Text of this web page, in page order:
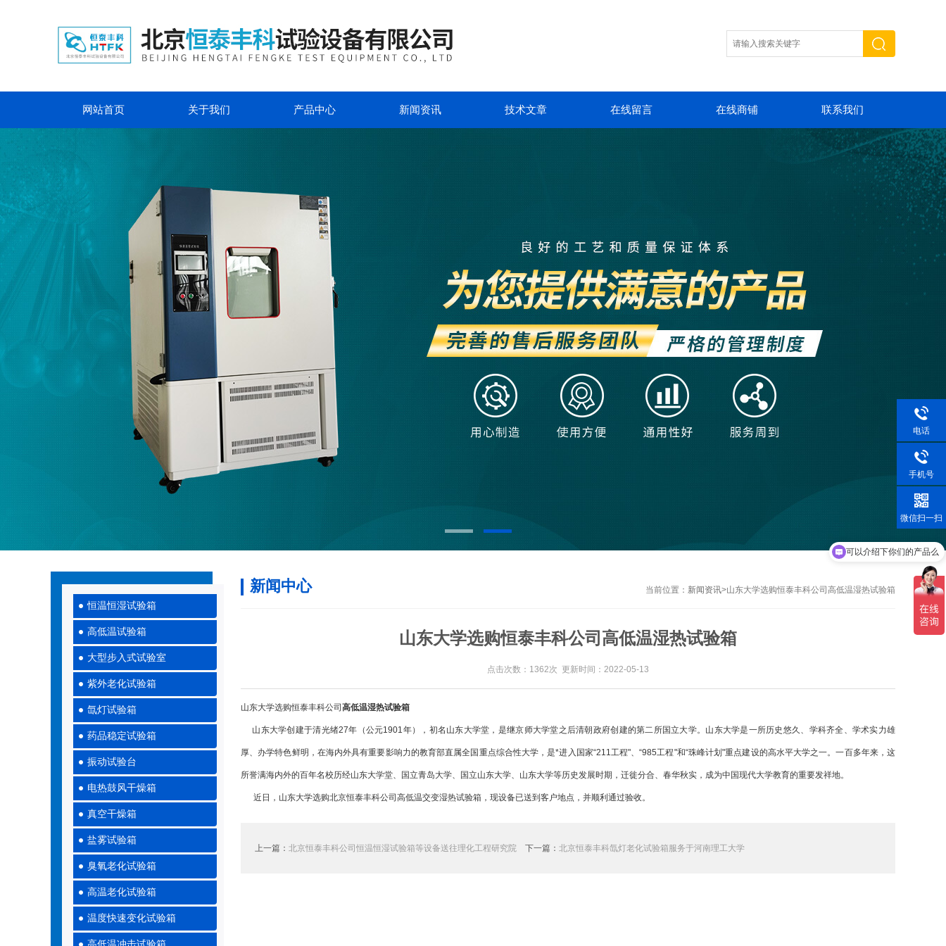
网站首页 关于我们 产品中心 新闻资讯 技术文章 在线留言 在线商铺 联系我们
恒温恒湿试验箱
高低温试验箱
大型步入式试验室
紫外老化试验箱
氙灯试验箱
药品稳定试验箱
振动试验台
电热鼓风干燥箱
真空干燥箱
盐雾试验箱
臭氧老化试验箱
高温老化试验箱
温度快速变化试验箱
当前位置： 新闻资讯>山东大学选购恒泰丰科公司高低温湿热试验箱
新闻中心
山东大学选购恒泰丰科公司高低温湿热试验箱
点击次数：1362次 更新时间：2022-05-13
山东大学选购恒泰丰科公司 高低温湿热试验箱
山东大学创建于清光绪27年（公元1901年），初名山东大学堂，是继京师大学堂之后清朝政府创建的第二所国立大学。山东大学是一所历史悠久、学科齐全、学术实力雄
厚、办学特色鲜明，在海内外具有重要影响力的教育部直属全国重点综合性大学，是*进入国家“211工程"、“985工程"和“珠峰计划"重点建设的高水平大学之一。一百多年来，这
所誉满海内外的百年名校历经山东大学堂、国立青岛大学、国立山东大学、山东大学等历史发展时期，迁徙分合、春华秋实，成为中国现代大学教育的重要发祥地。
近日，山东大学选购北京恒泰丰科公司高低温交变湿热试验箱，现设备已送到客户地点，并顺利通过验收。
上一篇： 北京恒泰丰科公司恒温恒湿试验箱等设备送往理化工程研究院 下一篇： 北京恒泰丰科氙灯老化试验箱服务于河南理工大学
电话
手机号
微信扫一扫
可以介绍下你们的产品么